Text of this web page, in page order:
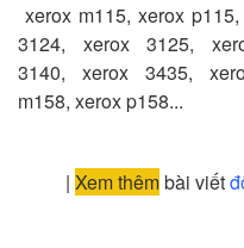
xerox m115, xerox
3124, xerox 3125,
3140, xerox 3435,
m158, xerox p158...
| Xem thêmbài viết